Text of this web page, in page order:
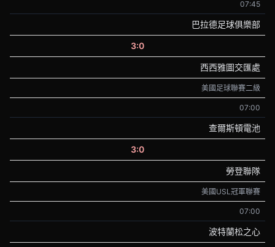
07:45
巴拉德足球俱樂部
3:0
西西雅圖交匯處
美國足球聯賽二級
07:00
查爾斯頓電池
3:0
勞登聯隊
美國USL冠軍聯賽
07:00
波特蘭松之心